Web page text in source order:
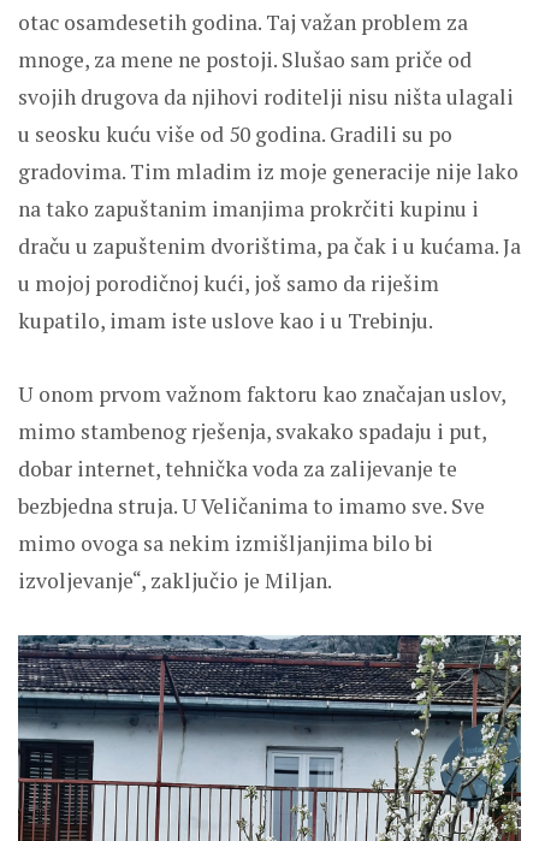
otac osamdesetih godina. Taj važan problem za
mnoge, za mene ne postoji. Slušao sam priče od
svojih drugova da njihovi roditelji nisu ništa ulagali
u seosku kuću više od 50 godina. Gradili su po
gradovima. Tim mladim iz moje generacije nije lako
na tako zapuštanim imanjima prokrčiti kupinu i
draču u zapuštenim dvorištima, pa čak i u kućama. Ja
u mojoj porodičnoj kući, još samo da riješim
kupatilo, imam iste uslove kao i u Trebinju.
U onom prvom važnom faktoru kao značajan uslov,
mimo stambenog rješenja, svakako spadaju i put,
dobar internet, tehnička voda za zalijevanje te
bezbjedna struja. U Veličanima to imamo sve. Sve
mimo ovoga sa nekim izmišljanjima bilo bi
izvoljevanje“, zaključio je Miljan.